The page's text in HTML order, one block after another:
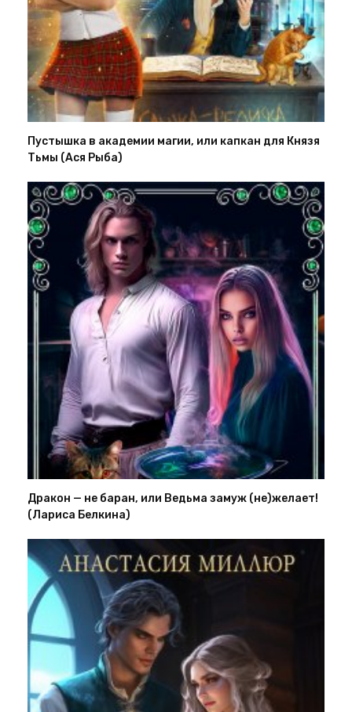
Пустышка в академии магии, или капкан для Князя
Тьмы (Ася Рыба)
Дракон — не баран, или Ведьма замуж (не)желает!
(Лариса Белкина)